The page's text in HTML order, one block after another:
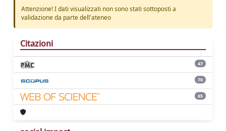
Attenzione! I dati visualizzati non sono stati sottoposti a
validazione da parte dell'ateneo
Citazioni
47
70
65